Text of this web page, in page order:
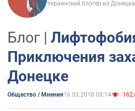
Украинский блогер из Донецка
Блог |
Приключения
Донецке
Общество / Мнения16.03.2018 08:14